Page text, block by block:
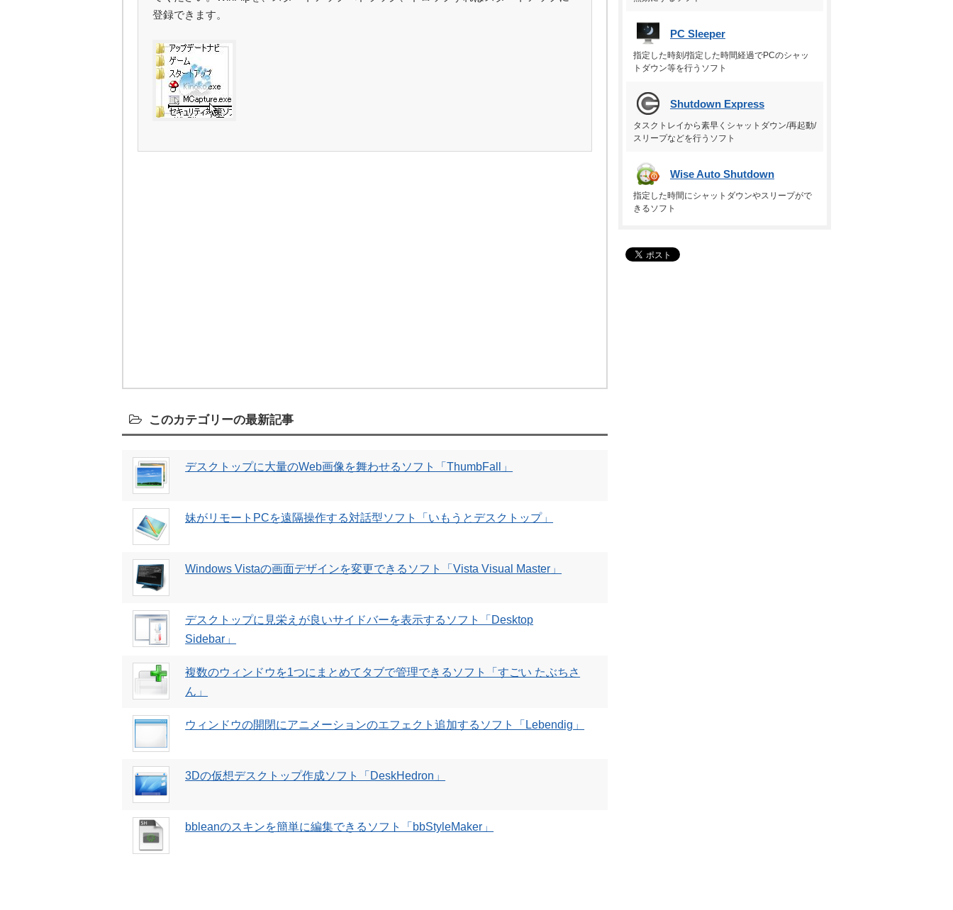
登録できます。
このカテゴリーの最新記事
デスクトップに大量のWeb画像を舞わせるソフト「ThumbFall」
妹がリモートPCを遠隔操作する対話型ソフト「いもうとデスクトップ」
Windows Vistaの画面デザインを変更できるソフト「Vista Visual Master」
デスクトップに見栄えが良いサイドバーを表示するソフト「Desktop
Sidebar」
複数のウィンドウを1つにまとめてタブで管理できるソフト「すごい たぶちさ
ん」
ウィンドウの開閉にアニメーションのエフェクト追加するソフト「Lebendig」
3Dの仮想デスクトップ作成ソフト「DeskHedron」
bbleanのスキンを簡単に編集できるソフト「bbStyleMaker」
PC Sleeper
指定した時刻/指定した時間経過でPCのシャッ
トダウン等を行うソフト
Shutdown Express
タスクトレイから素早くシャットダウン/再起動/
スリープなどを行うソフト
Wise Auto Shutdown
指定した時間にシャットダウンやスリープがで
きるソフト